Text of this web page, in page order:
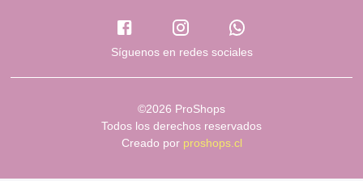
Síguenos en redes sociales
©2026 ProShops
Todos los derechos reservados
Creado por proshops.cl